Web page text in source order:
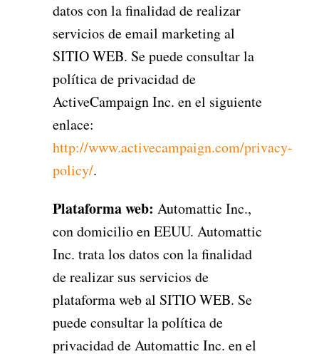
datos con la finalidad de realizar
servicios de email marketing al
SITIO WEB. Se puede consultar la
política de privacidad de
ActiveCampaign Inc. en el siguiente
enlace:
http://www.activecampaign.com/privacy-
policy/.
Plataforma web: Automattic Inc.,
con domicilio en EEUU. Automattic
Inc. trata los datos con la finalidad
de realizar sus servicios de
plataforma web al SITIO WEB. Se
puede consultar la política de
privacidad de Automattic Inc. en el